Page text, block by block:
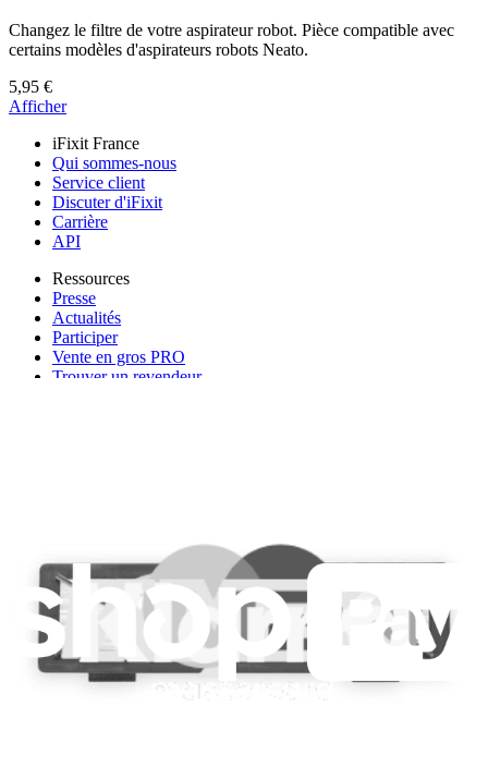
Changez le filtre de votre aspirateur robot. Pièce compatible avec
certains modèles d'aspirateurs robots Neato.
5,95 €
Afficher
iFixit France
Qui sommes-nous
Service client
Discuter d'iFixit
Carrière
API
Ressources
Presse
Actualités
Participer
Vente en gros PRO
Trouver un revendeur
Transport et frais de port
Informations aux consommateurs
Recyclage des batteries et taxes
Consentement aux cookies
Télécharger l'application